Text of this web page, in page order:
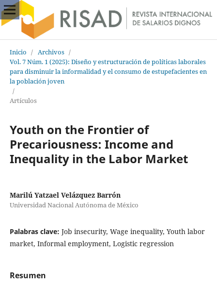
Inicio / Archivos /
Vol. 7 Núm. 1 (2025): Diseño y estructuración de políticas laborales
para disminuir la informalidad y el consumo de estupefacientes en
la población joven
/
Artículos
Youth on the Frontier of
Precariousness: Income and
Inequality in the Labor Market
Marilú Yatzael Velázquez Barrón
Universidad Nacional Autónoma de México
Palabras clave: Job insecurity, Wage inequality, Youth labor
market, Informal employment, Logistic regression
Resumen